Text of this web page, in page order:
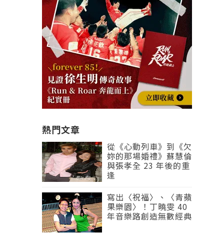
熱門文章
從《心動列車》到《欠
妳的那場婚禮》蘇慧倫
與張孝全 23 年後的重
逢
寫出〈祝福〉、〈青蘋
果樂園〉！丁曉雯 40
年音樂路創造無數經典